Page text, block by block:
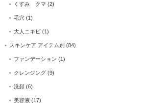
くすみ クマ (2)
毛穴 (1)
大人ニキビ (1)
スキンケア アイテム別 (84)
ファンデーション (1)
クレンジング (9)
洗顔 (6)
美容液 (17)